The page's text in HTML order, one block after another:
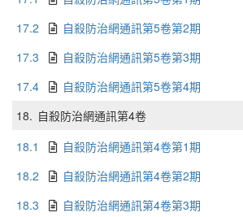
17.2
自殺防治網通訊第5卷第2期
17.3
自殺防治網通訊第5卷第3期
17.4
自殺防治網通訊第5卷第4期
18. 自殺防治網通訊第4卷
18.1
自殺防治網通訊第4卷第1期
18.2
自殺防治網通訊第4卷第2期
18.3
自殺防治網通訊第4卷第3期